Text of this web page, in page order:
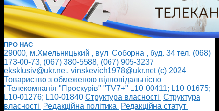
ПРО НАС
29000, м.Хмельницький , вул. Соборна , буд. 34 тел. (068)
173-00-73, (067) 380-5588, (067) 905-3237
eksklusiv@ukr.net, vinskevich1978@ukr.net (с) 2024
Товариство з обмеженою відповідальністю
"Телекомпанія "Проскурів" "TV7+" L10-00411; L10-01675;
L10-01276; L10-01840 Cтруктура власності Cтруктура
власності
Редакційна політика
Редакційна статут